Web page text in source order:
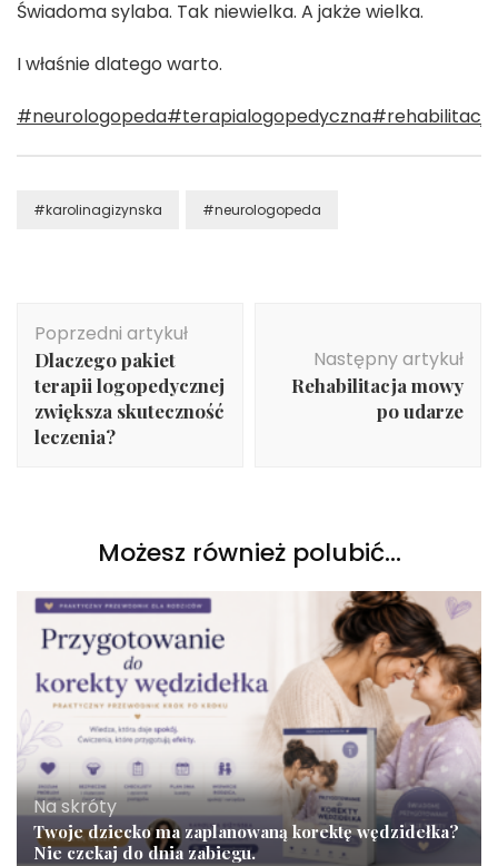
Świadoma sylaba. Tak niewielka. A jakże wielka.
I właśnie dlatego warto.
#neurologopeda#terapialogopedyczna#rehabilitacja
#karolinagizynska #neurologopeda
wpisu
Poprzedni artykuł
Dlaczego pakiet
terapii logopedycznej
zwiększa skuteczność
leczenia?
Następny artykuł
Rehabilitacja mowy
po udarze
Możesz również polubić…
Na skróty
Twoje dziecko ma zaplanowaną korektę wędzidełka?
Nie czekaj do dnia zabiegu.